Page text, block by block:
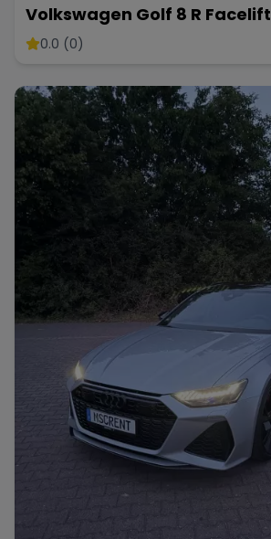
Volkswagen Golf 8 R Facelift
0.0 (0)